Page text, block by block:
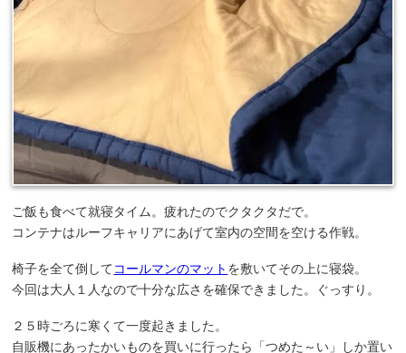
ご飯も食べて就寝タイム。疲れたのでクタクタだで。
コンテナはルーフキャリアにあげて室内の空間を空ける作戦。
椅子を全て倒してコールマンのマット を敷いてその上に寝袋。
今回は大人１人なので十分な広さを確保できました。ぐっすり。
２５時ごろに寒くて一度起きました。
自販機にあったかいものを買いに行ったら「つめた～い」しか置い